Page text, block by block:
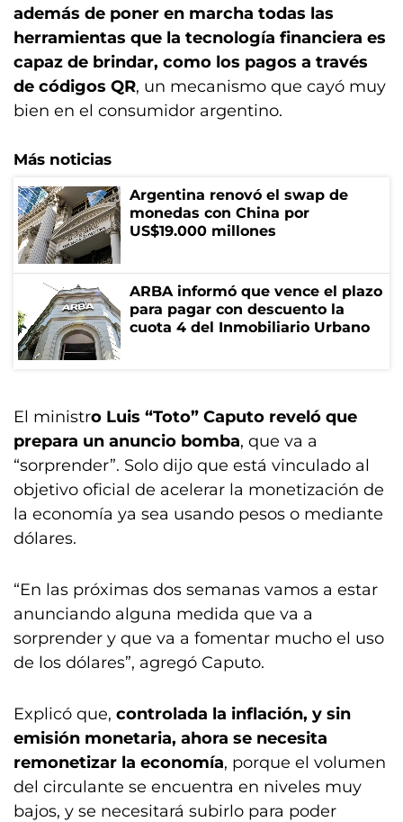
además de poner en marcha todas las
herramientas que la tecnología financiera es
capaz de brindar, como los pagos a través
de códigos QR, un mecanismo que cayó muy
bien en el consumidor argentino.
Más noticias
Argentina renovó el swap de
monedas con China por
US$19.000 millones
ARBA informó que vence el plazo
para pagar con descuento la
cuota 4 del Inmobiliario Urbano
El ministro Luis “Toto” Caputo reveló que
prepara un anuncio bomba, que va a
“sorprender”. Solo dijo que está vinculado al
objetivo oficial de acelerar la monetización de
la economía ya sea usando pesos o mediante
dólares.
“En las próximas dos semanas vamos a estar
anunciando alguna medida que va a
sorprender y que va a fomentar mucho el uso
de los dólares”, agregó Caputo.
Explicó que, controlada la inflación, y sin
emisión monetaria, ahora se necesita
remonetizar la economía, porque el volumen
del circulante se encuentra en niveles muy
bajos, y se necesitará subirlo para poder